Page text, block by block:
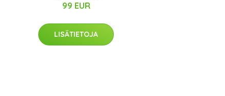
99 EUR
LISÄTIETOJA